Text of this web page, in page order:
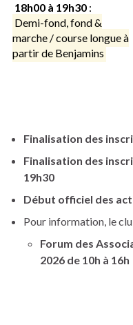
18h00 à 19h30 :
Demi-fond, fond &
marche / course longue à
partir de Benjamins
Finalisation des
Finalisation des
19h30
Début officiel des
Pour information, le
Forum des
2026 de 10h à 16h